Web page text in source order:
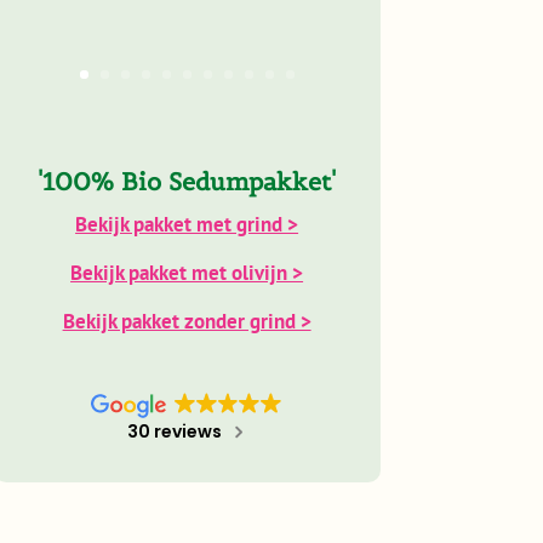
'100% Bio Sedumpakket'
Bekijk pakket met olivijn >